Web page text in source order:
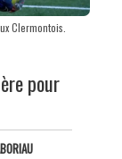
Clermontois.
pour